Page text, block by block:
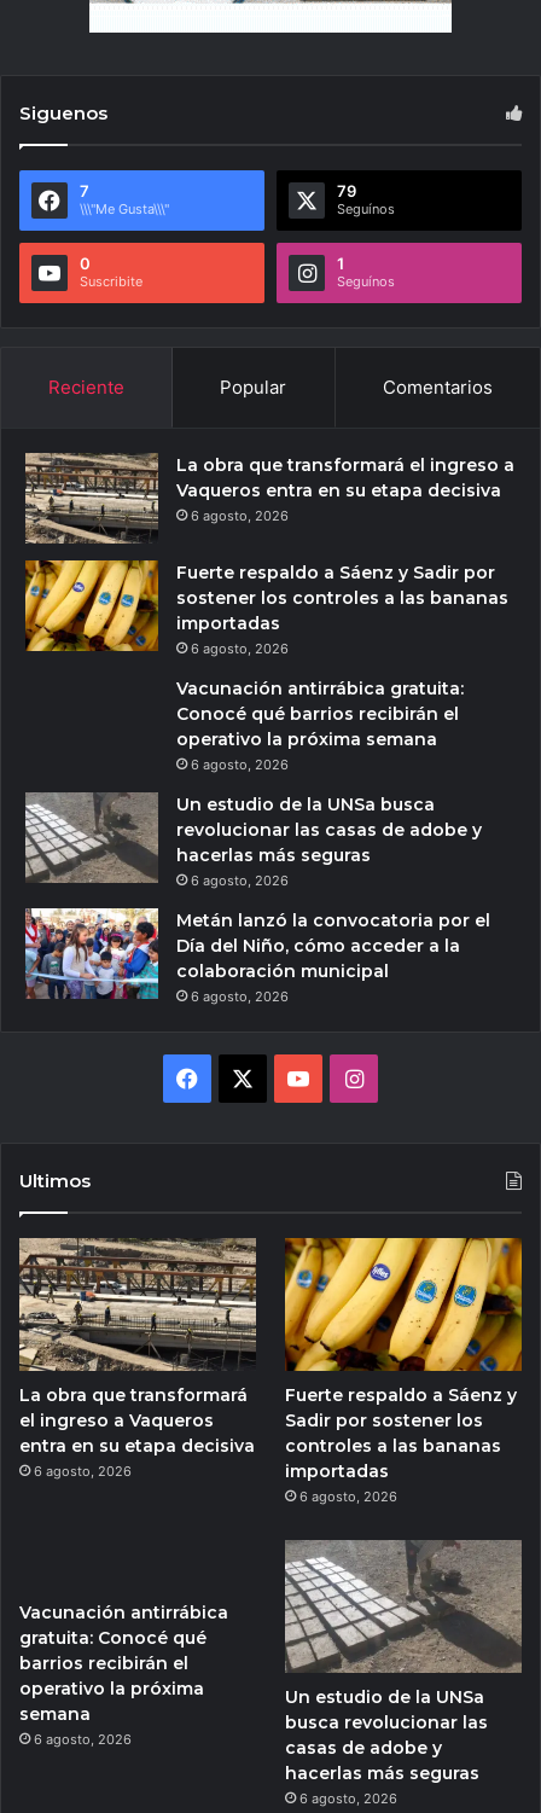
Siguenos
7
\\\"Me Gusta\\\"
79
Seguínos
0
Suscribite
1
Seguínos
Reciente Popular Comentarios
La obra que transformará el ingreso a
Vaqueros entra en su etapa decisiva
6 agosto, 2026
Fuerte respaldo a Sáenz y Sadir por
sostener los controles a las bananas
importadas
6 agosto, 2026
Vacunación antirrábica gratuita:
Conocé qué barrios recibirán el
operativo la próxima semana
6 agosto, 2026
Un estudio de la UNSa busca
revolucionar las casas de adobe y
hacerlas más seguras
6 agosto, 2026
Metán lanzó la convocatoria por el
Día del Niño, cómo acceder a la
colaboración municipal
6 agosto, 2026
Facebook YouTubeInstagram
Ultimos
La obra que transformará
el ingreso a Vaqueros
entra en su etapa decisiva
6 agosto, 2026
Fuerte respaldo a Sáenz y
Sadir por sostener los
controles a las bananas
importadas
6 agosto, 2026
Vacunación antirrábica
gratuita: Conocé qué
barrios recibirán el
operativo la próxima
semana
6 agosto, 2026
Un estudio de la UNSa
busca revolucionar las
casas de adobe y
hacerlas más seguras
6 agosto, 2026